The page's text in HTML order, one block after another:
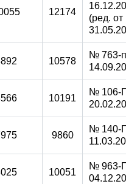
12174
(ред. от
10578
№ 763-
10191
№ 106-
9860
№ 140-
10051
№ 963-